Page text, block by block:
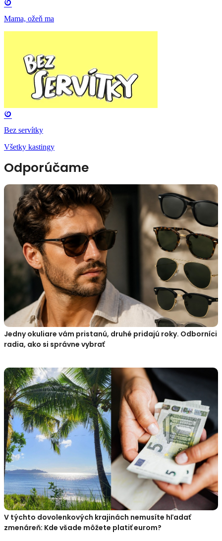
Mama, ožeň ma
Bez servítky
Všetky kastingy
Odporúčame
Jedny okuliare vám pristanú, druhé pridajú roky. Odborníci
radia, ako si správne vybrať
V týchto dovolenkových krajinách nemusíte hľadať
zmenáreň: Kde všade môžete platiť eurom?